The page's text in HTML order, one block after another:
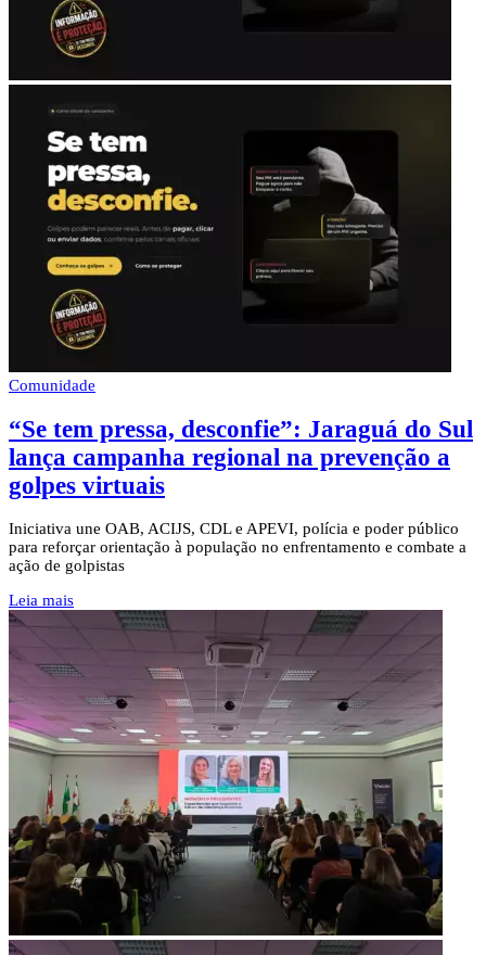
Comunidade
“Se tem pressa, desconfie”: Jaraguá do Sul
lança campanha regional na prevenção a
golpes virtuais
Iniciativa une OAB, ACIJS, CDL e APEVI, polícia e poder público
para reforçar orientação à população no enfrentamento e combate a
ação de golpistas
Leia mais